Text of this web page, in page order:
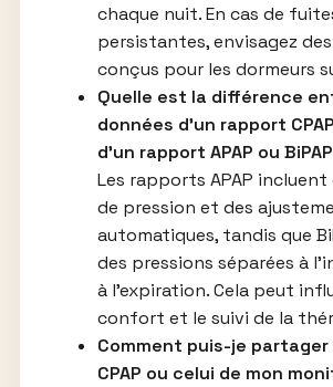
chaque nuit. En cas de
persistantes, envisagez
conçus pour les dormeurs
Quelle est la différence
données d’un rapport
d’un rapport APAP ou
Les rapports APAP incluent
de pression et des
automatiques, tandis que
des pressions séparées à
à l’expiration. Cela peut
confort et le suivi de la
Comment puis-je
CPAP ou celui de mon